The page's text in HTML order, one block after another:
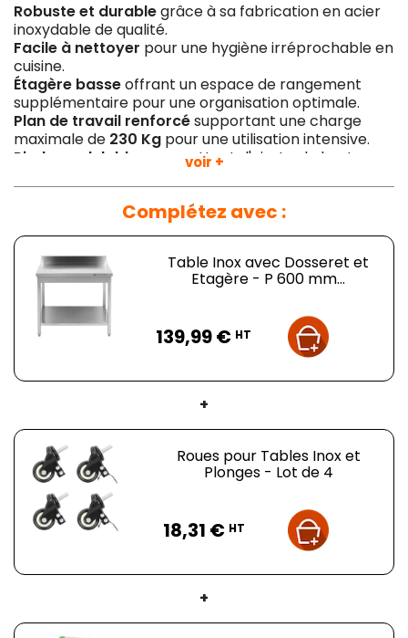
Robuste et durablegrâce à sa fabrication en acier
inoxydable de qualité.
Facile à nettoyer pour une hygiène irréprochable en
cuisine.
Étagère basseoffrant un espace de rangement
supplémentaire pour une organisation optimale.
Plan de travail renforcésupportant une charge
maximale de 230 Kg pour une utilisation intensive.
Pieds modulables
permettant d'ajuster la hauteur
Table Inox avec Dosseret et Étagère
est l'outil indispensable pour équiper
efficacement votre cuisine professionnelle. Son design
pratique et sa qualité de fabrication en font un allié
précieux pour une organisation optimale et une
productivité accrue. Offrez-vous cet équipement de
qualité pour des performances culinaires inégalées.
voir +
Complétez avec :
Table Inox avec Dosseret et
Etagère - P 600 mm...
139,99 € HT
+
Roues pour Tables Inox et
Plonges - Lot de 4
18,31 € HT
+